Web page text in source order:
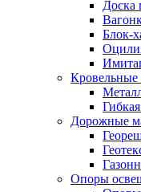
Доска
Блок-
Кровельные
Дорожные
Опоры